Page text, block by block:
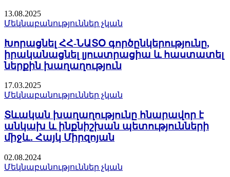
13.08.2025
Մեկնաբանություններ չկան
Խորացնել ՀՀ-ՆԱՏՕ գործընկերությունը,
իրականացնել լյուստրացիա և հաստատել
ներքին խաղաղություն
17.03.2025
Մեկնաբանություններ չկան
Տևական խաղաղությունը հնարավոր է
անկախ և ինքնիշխան պետությունների
միջև․ Հայկ Միրզոյան
02.08.2024
Մեկնաբանություններ չկան